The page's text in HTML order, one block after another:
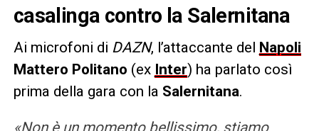
casalinga contro la Salernitana
Ai microfoni di DAZN, l’attaccante del Napoli
Mattero Politano (ex Inter) ha parlato così
prima della gara con la Salernitana.
«Non è un momento bellissimo, stiamo